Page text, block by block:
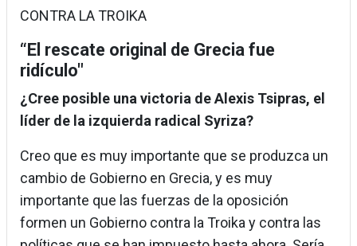
CONTRA LA TROIKA
“El rescate original de Grecia fue
ridículo"
¿Cree posible una victoria de Alexis Tsipras, el
líder de la izquierda radical Syriza?
Creo que es muy importante que se produzca un
cambio de Gobierno en Grecia, y es muy
importante que las fuerzas de la oposición
formen un Gobierno contra la Troika y contra las